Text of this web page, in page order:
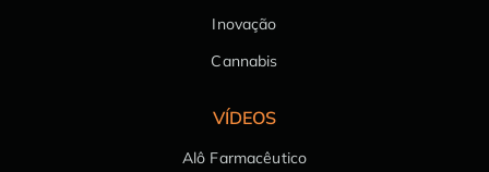
Inovação
Cannabis
VÍDEOS
Alô Farmacêutico